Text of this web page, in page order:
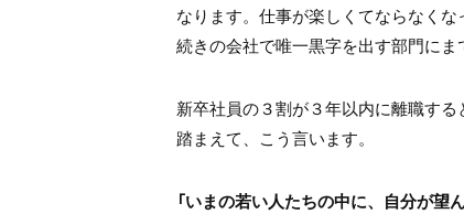
なります。仕事が楽しくてならなく
続きの会社で唯一黒字を出す部門にま
新卒社員の３割が３年以内に離職す
踏まえて、こう言います。
「いまの若い人たちの中に、自分が